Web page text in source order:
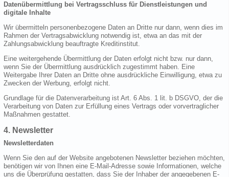
Datenübermittlung bei Vertragsschluss für Dienstleistungen und
digitale Inhalte
Wir übermitteln personenbezogene Daten an Dritte nur dann, wenn dies im
Rahmen der Vertragsabwicklung notwendig ist, etwa an das mit der
Zahlungsabwicklung beauftragte Kreditinstitut.
Eine weitergehende Übermittlung der Daten erfolgt nicht bzw. nur dann,
wenn Sie der Übermittlung ausdrücklich zugestimmt haben. Eine
Weitergabe Ihrer Daten an Dritte ohne ausdrückliche Einwilligung, etwa zu
Zwecken der Werbung, erfolgt nicht.
Grundlage für die Datenverarbeitung ist Art. 6 Abs. 1 lit. b DSGVO, der die
Verarbeitung von Daten zur Erfüllung eines Vertrags oder vorvertraglicher
Maßnahmen gestattet.
4. Newsletter
Newsletterdaten
Wenn Sie den auf der Website angebotenen Newsletter beziehen möchten,
benötigen wir von Ihnen eine E-Mail-Adresse sowie Informationen, welche
uns die Überprüfung gestatten, dass Sie der Inhaber der angegebenen E-